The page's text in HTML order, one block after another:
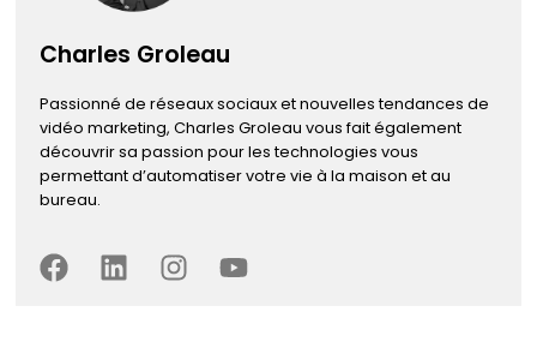
Charles Groleau
Passionné de réseaux sociaux et nouvelles tendances de
vidéo marketing, Charles Groleau vous fait également
découvrir sa passion pour les technologies vous
permettant d’automatiser votre vie à la maison et au
bureau.